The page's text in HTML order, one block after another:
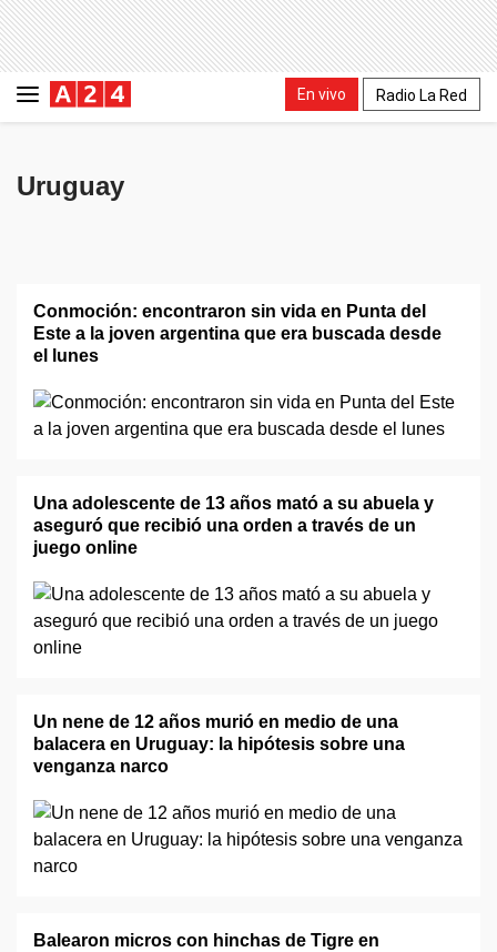
En vivo Radio La Red
Uruguay
Conmoción: encontraron sin vida en Punta del
Este a la joven argentina que era buscada desde
el lunes
Una adolescente de 13 años mató a su abuela y
aseguró que recibió una orden a través de un
juego online
Un nene de 12 años murió en medio de una
balacera en Uruguay: la hipótesis sobre una
venganza narco
Balearon micros con hinchas de Tigre en